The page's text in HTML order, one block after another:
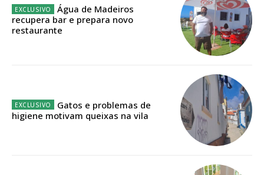
12 meses
Acesso aos conteúdos Exclusivos para
Água de Madeiros
recupera bar e prepara novo
restaurante
Gatos e problemas de
higiene motivam queixas na vila